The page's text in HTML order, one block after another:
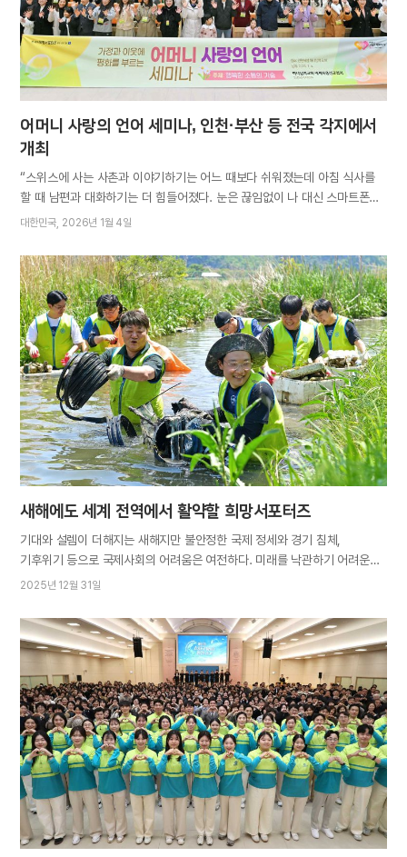
구원의 진리를 부지런히 전하자”고 격려하셨다. 총회장 김주철 목사는
“안상홍님께서…
어머니 사랑의 언어 세미나, 인천·부산 등 전국 각지에서
개최
“스위스에 사는 사촌과 이야기하기는 어느 때보다 쉬워졌는데 아침 식사를
할 때 남편과 대화하기는 더 힘들어졌다. 눈은 끊임없이 나 대신 스마트폰에
가 있다.” 유발 하라리, 《21세기를 위한 21가지 제언》, 김영사 날로 발전한
세태에 맞물려 서로 간의 심리적 거리가 멀어져 가는 시대, 따뜻한 관심에서
비롯된 다정한 말이 관계를 돈독하게 하고 사회에 온기를 더하는 계기가 될
수 있다고 전문가들은 조언한다. 하나님의 교회는 2025년 12월 28일과
2026년 1월 4일, 양일간 ‘가정과 이웃에 평화를 부르는 어머니 사랑의 언어
세미나’를 부산, 인천, 경기 김포·성남·용인, 충남 천안, 전남 순천 등 전국
10개 지역교회에서 개최했다. 어머니 사랑의 언어를 일상에서 실천해
서로에게 긍정적인 영향을 끼치는 소통을 증진하며 가정과 사회를 보다
따뜻하게 만들어가자는 취지다. 2024년 시작된 ‘평화를 부르는 어머니
사랑의 언어’…
대한민국 2026년 1월 4일
새해에도 세계 전역에서 활약할 희망서포터즈
기대와 설렘이 더해지는 새해지만 불안정한 국제 정세와 경기 침체,
기후위기 등으로 국제사회의 어려움은 여전하다. 미래를 낙관하기 어려운
시대, 지구촌 가족을 위한 ‘희망서포터즈’로서 희망 나눔 활동을 다채롭게
가하고자 지역과 시기에 맞는 활동들을 계획하고 있다. 2024년 4월
하나님의 교회 설립 60주년을 기념해 발족한 ‘전 세계 희망서포터즈’의
범세계적 사회공헌활동은 기후변화 대응, 빈곤·기아 해소, 교육 지원, 건강·
보건 증진, 지속가능 안전사회 조성, 평화·포용·연대 총 6대 분야에서
이뤄진다. 하나님의 교회가 설립 이래 꾸준히 이어온 봉사활동을 국제사회
공동과제인 지속가능발전목표(SDGs)에 부응해 체계화·전문화한 것이다.
연중 이어지는 각종 기념일에 발맞춘 봉사는 파급력을 더한다. 발족 후
부지런히 사랑과 희망을 실어 나른 희망서포터즈의 자취를 돌아본다.1 1.
2024. 6.~2025. 10. 기준 건강한 지구, 지속가능한 사회를 향해 기후변화
대응 활동은 기후재난 구호 및 예방,…
2025년 12월 31일